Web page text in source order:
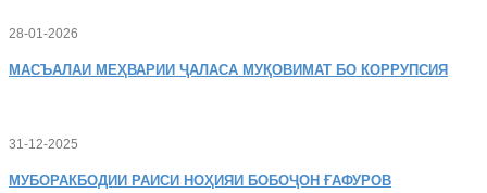
28-01-2026
МАСЪАЛАИ МЕҲВАРИИ ҶАЛАСА МУҚОВИМАТ БО КОРРУПСИЯ
31-12-2025
МУБОРАКБОДИИ РАИСИ НОҲИЯИ БОБОҶОН ҒАФУРОВ